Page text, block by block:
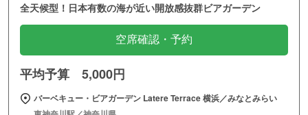
全天候型！日本有数の海が近い開放感抜群ビアガーデン
空席確認・予約
平均予算 5,000円
バーベキュー・ビアガーデン Latere Terrace 横浜／みなとみらい